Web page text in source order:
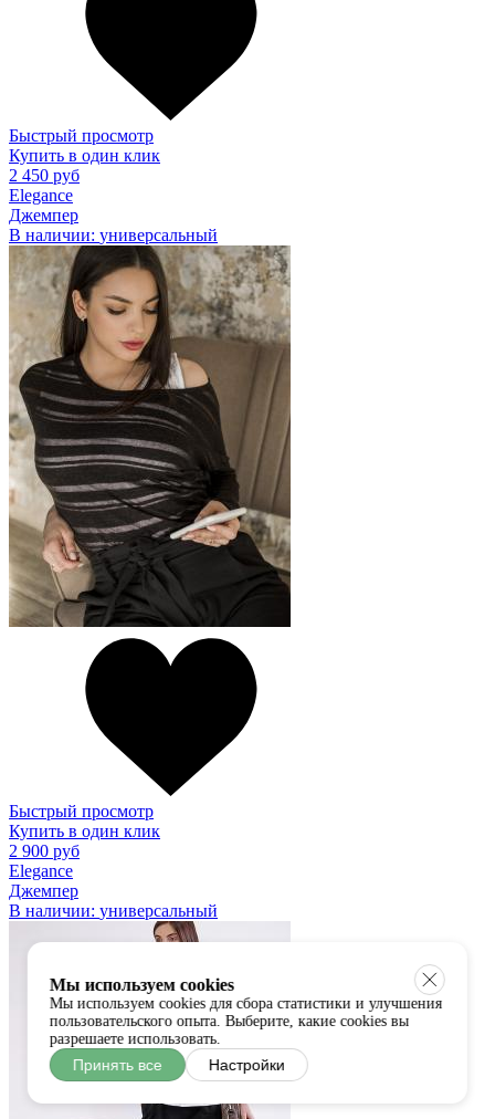
Быстрый просмотр
Купить в один клик
2 450 руб
Elegance
Джемпер
В наличии: универсальный
Быстрый просмотр
Купить в один клик
2 900 руб
Elegance
Джемпер
В наличии: универсальный
Мы используем cookies
Мы используем cookies для сбора статистики и улучшения
пользовательского опыта. Выберите, какие cookies вы
разрешаете использовать.
Принять все Настройки